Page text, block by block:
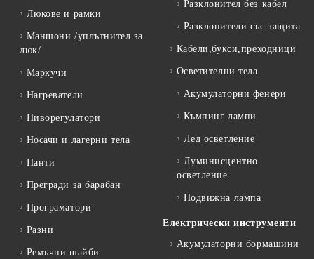
Люкове и рамки
Маншони /уплътнител за
люк/
Маркучи
Нагреватели
Ниворегулатори
Носачи и лагерни тела
Панти
Прегради за барабан
Програматори
Разни
Ремъчни шайби
Разклонител без кабел
Разклонители със защита
Кабели,букси,преходници
Осветителни тела
Акумулаторни фенери
Къмпинг лампи
Лед осветление
Луминисцентно
осветление
Подвижна лампа
Електрически инструменти
Акумулаторни бормашини